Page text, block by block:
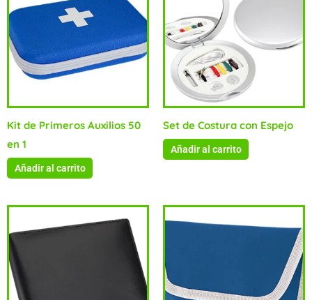
Kit de Primeros Auxilios 50
en 1
Añadir al carrito
Set de Costura con Espejo
Añadir al carrito